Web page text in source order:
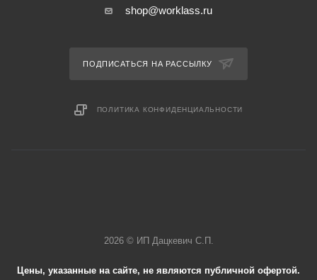
shop@worklass.ru
ПОДПИСАТЬСЯ НА РАССЫЛКУ
ПОЛИТИКА КОНФИДЕНЦИАЛЬНОСТИ
2026 © ИП Дацкевич С.П.
Цены, указанные на сайте, не являются публичной офертой.